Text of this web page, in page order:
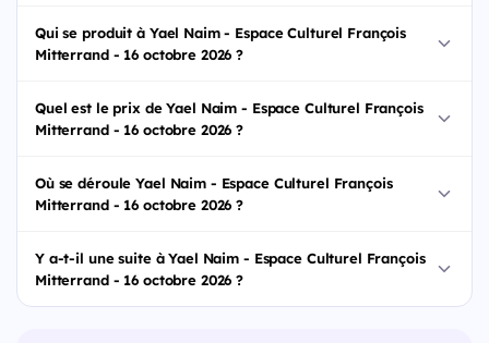
Qui se produit à Yael Naim - Espace Culturel François
Mitterrand - 16 octobre 2026 ?
Quel est le prix de Yael Naim - Espace Culturel François
Mitterrand - 16 octobre 2026 ?
Où se déroule Yael Naim - Espace Culturel François
Mitterrand - 16 octobre 2026 ?
Y a-t-il une suite à Yael Naim - Espace Culturel François
Mitterrand - 16 octobre 2026 ?